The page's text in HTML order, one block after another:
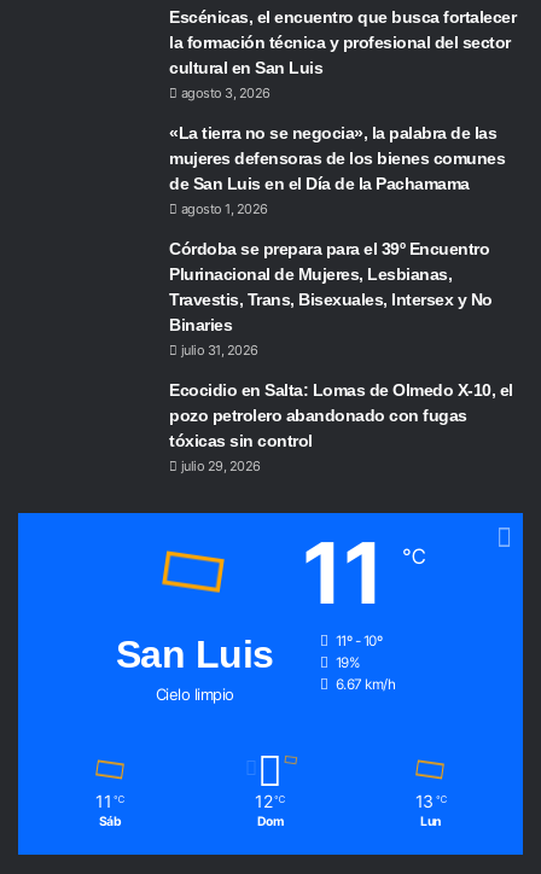
Escénicas, el encuentro que busca fortalecer
la formación técnica y profesional del sector
cultural en San Luis
agosto 3, 2026
«La tierra no se negocia», la palabra de las
mujeres defensoras de los bienes comunes
de San Luis en el Día de la Pachamama
agosto 1, 2026
Córdoba se prepara para el 39º Encuentro
Plurinacional de Mujeres, Lesbianas,
Travestis, Trans, Bisexuales, Intersex y No
Binaries
julio 31, 2026
Ecocidio en Salta: Lomas de Olmedo X-10, el
pozo petrolero abandonado con fugas
tóxicas sin control
julio 29, 2026
San Luis
Cielo limpio
11 ℃
11º - 10º
19%
6.67 km/h
11 ℃
Sáb
12 ℃
Dom
13 ℃
Lun